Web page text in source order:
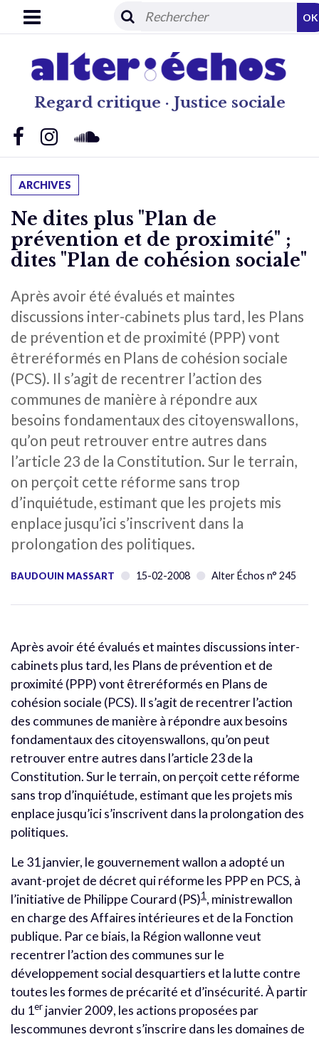
Regard critique · Justice sociale
OK
ARCHIVES
Ne dites plus "Plan de
prévention et de proximité" ;
dites "Plan de cohésion sociale"
Après avoir été évalués et maintes
discussions inter-cabinets plus tard, les Plans
de prévention et de proximité (PPP) vont
êtreréformés en Plans de cohésion sociale
(PCS). Il s’agit de recentrer l’action des
communes de manière à répondre aux
besoins fondamentaux des citoyenswallons,
qu’on peut retrouver entre autres dans
l’article 23 de la Constitution. Sur le terrain,
on perçoit cette réforme sans trop
d’inquiétude, estimant que les projets mis
enplace jusqu’ici s’inscrivent dans la
prolongation des politiques.
BAUDOUIN MASSART 15-02-2008 Alter Échos n° 245
Après avoir été évalués et maintes discussions inter-
cabinets plus tard, les Plans de prévention et de
proximité (PPP) vont êtreréformés en Plans de
cohésion sociale (PCS). Il s’agit de recentrer l’action
des communes de manière à répondre aux besoins
fondamentaux des citoyenswallons, qu’on peut
retrouver entre autres dans l’article 23 de la
Constitution. Sur le terrain, on perçoit cette réforme
sans trop d’inquiétude, estimant que les projets mis
enplace jusqu’ici s’inscrivent dans la prolongation des
politiques.
Le 31 janvier, le gouvernement wallon a adopté un
avant-projet de décret qui réforme les PPP en PCS, à
l’initiative de Philippe Courard (PS)1 , ministrewallon
en charge des Affaires intérieures et de la Fonction
publique. Par ce biais, la Région wallonne veut
recentrer l’action des communes sur le
développement social desquartiers et la lutte contre
toutes les formes de précarité et d’insécurité. À partir
du 1er janvier 2009, les actions proposées par
lescommunes devront s’inscrire dans les domaines de